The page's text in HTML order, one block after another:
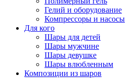
Гелий и оборудование
Компрессоры и насосы
Для кого
Шары для детей
Шары мужчине
Шары девушке
Шары влюбленным
Композиции из шаров